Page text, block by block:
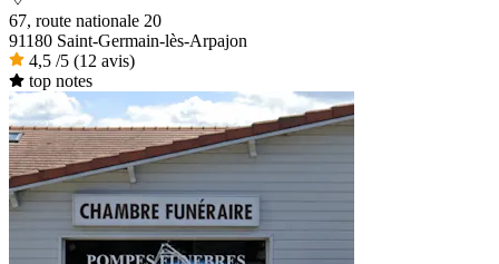
67, route nationale 20
91180 Saint-Germain-lès-Arpajon
4,5 /5 (12 avis)
top notes